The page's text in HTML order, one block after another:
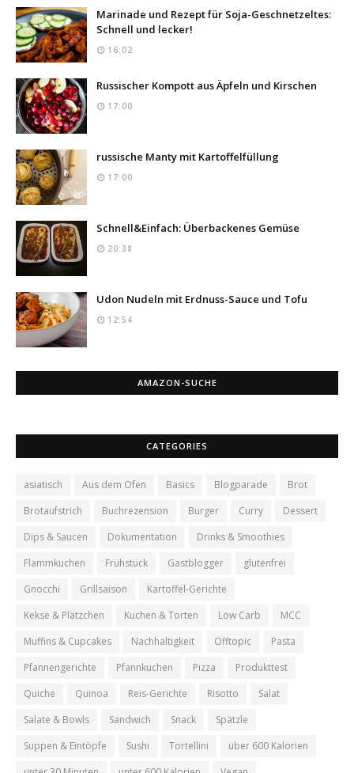
Marinade und Rezept für Soja-Geschnetzeltes:
Schnell und lecker!
16:02
Russischer Kompott aus Äpfeln und Kirschen
17:00
russische Manty mit Kartoffelfüllung
17:00
Schnell&Einfach: Überbackenes Gemüse
20:38
Udon Nudeln mit Erdnuss-Sauce und Tofu
12:54
AMAZON-SUCHE
CATEGORIES
asiatisch Aus dem Ofen Basics Blogparade
Brot
Brotaufstrich
Buchrezension Burger Curry
Dessert
Dips & Saucen
Dokumentation
Drinks & Smoothies
Flammkuchen
Frühstück Gastblogger
glutenfrei
Gnocchi
Grillsaison
Kartoffel-Gerichte
Kekse & Plätzchen
Kuchen & Torten Low Carb
MCC
Muffins & Cupcakes
Nachhaltigkeit Offtopic
Pasta
Pfannengerichte
Pfannkuchen Pizza
Produkttest
Quiche
Quinoa Reis-Gerichte Risotto
Salat
Salate & Bowls
Sandwich Snack
Spätzle
Suppen & Eintöpfe
Sushi Tortellini
über 600 Kalorien